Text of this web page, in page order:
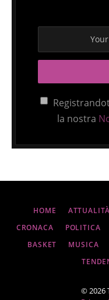
la nostra
HOME ATTUALITÀ
CRONACA
POLITICA
BASKET
MUSICA
© 2026